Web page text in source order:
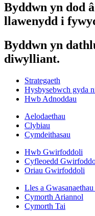
Byddwn yn dod
llawenydd i
Byddwn yn
diwylliant.
Strategaeth
Hysbysebwch gyda
Hwb Adnoddau
Aelodaethau
Clybiau
Cymdeithasau
Hwb Gwirfoddoli
Cyfleoedd
Oriau Gwirfoddoli
Lles a
Cymorth Ariannol
Cymorth Tai